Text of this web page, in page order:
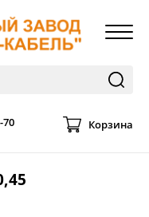
70 Корзина